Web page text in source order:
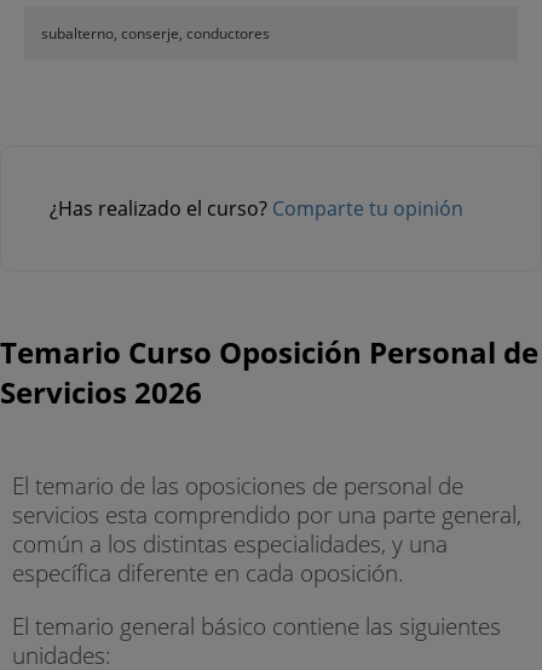
subalterno, conserje, conductores
¿Has realizado el curso? Comparte tu opinión
Temario Curso Oposición Personal de
Servicios 2026
El temario de las oposiciones de personal de
servicios esta comprendido por una parte general,
común a los distintas especialidades, y una
específica diferente en cada oposición.
El temario general básico contiene las siguientes
unidades: